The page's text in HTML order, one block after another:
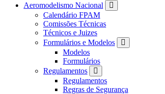
Aeromodelismo Nacional
Calendário FPAM
Comissões Técnicas
Técnicos e Juizes
Formulários e Modelos
Modelos
Formulários
Regulamentos
Regulamentos
Regras de Segurança